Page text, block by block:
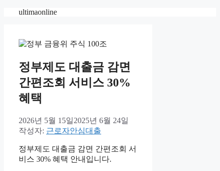
ultimaonline
정부제도 대출금 감면
간편조회 서비스 30%
혜택
2026년 5월 15일2025년 6월 24일
작성자: 근로자안심대출
정부제도 대출금 감면 간편조회 서
비스 30% 혜택 안내입니다.